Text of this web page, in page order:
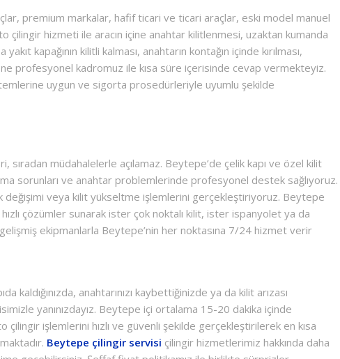
premium markalar, hafif ticari ve ticari araçlar, eski model manuel
çilingir hizmeti ile aracın içine anahtar kilitlenmesi, uzaktan kumanda
kapağının kilitli kalması, anahtarın kontağın içinde kırılması,
profesyonel kadromuz ile kısa süre içerisinde cevap vermekteyiz.
uygun ve sigorta prosedürleriyle uyumlu şekilde
sıradan müdahalelerle açılamaz. Beytepe’de çelik kapı ve özel kilit
sorunları ve anahtar problemlerinde profesyonel destek sağlıyoruz.
değişimi veya kilit yükseltme işlemlerini gerçekleştiriyoruz. Beytepe
çözümler sunarak ister çok noktalı kilit, ister ispanyolet ya da
gelişmiş ekipmanlarla Beytepe’nin her noktasına 7/24 hizmet verir
anahtarınızı kaybettiğinizde ya da kilit arızası
yanınızdayız. Beytepe içi ortalama 15-20 dakika içinde
işlemlerini hızlı ve güvenli şekilde gerçekleştirilerek en kısa
Beytepe çilingir servisi çilingir hizmetlerimiz hakkında daha